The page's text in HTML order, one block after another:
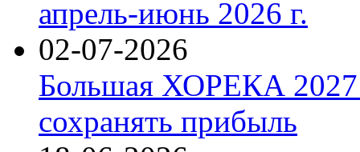
апрель-июнь 2026 г.
02-07-2026
Большая ХОРЕКА 2027:
сохранять прибыль